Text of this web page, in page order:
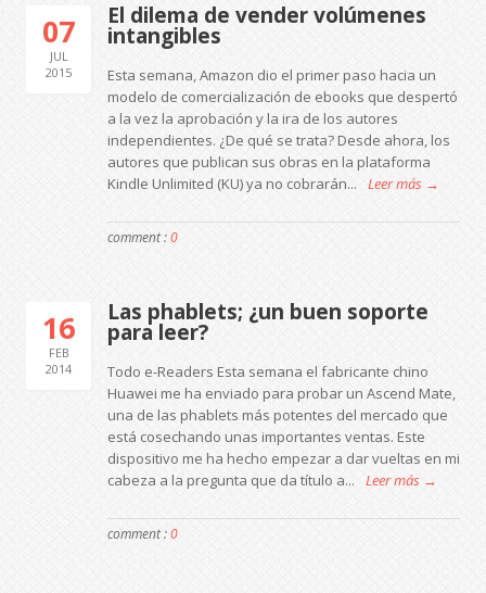
07
JUL
2015
El dilema de vender volúmenes
intangibles
Esta semana, Amazon dio el primer paso hacia un
modelo de comercialización de ebooks que despertó
a la vez la aprobación y la ira de los autores
independientes. ¿De qué se trata? Desde ahora, los
autores que publican sus obras en la plataforma
Kindle Unlimited (KU) ya no cobrarán...
Leer más →
comment :0
16
FEB
2014
Las phablets; ¿un buen soporte
para leer?
Todo e-Readers Esta semana el fabricante chino
Huawei me ha enviado para probar un Ascend Mate,
una de las phablets más potentes del mercado que
está cosechando unas importantes ventas. Este
dispositivo me ha hecho empezar a dar vueltas en mi
cabeza a la pregunta que da título a...
Leer más →
comment :0